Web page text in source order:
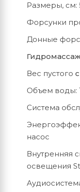
Размеры, см:
Форсунки
Донные
Вес пустого
Объем воды:
Система
насос
Внутренняя
освещения